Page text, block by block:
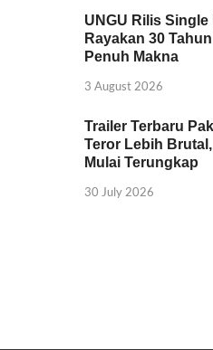
UNGU Rilis Single
Rayakan 30
Penuh Makna
3 August 2026
Trailer Terbaru
Teror Lebih
Mulai Terungkap
30 July 2026